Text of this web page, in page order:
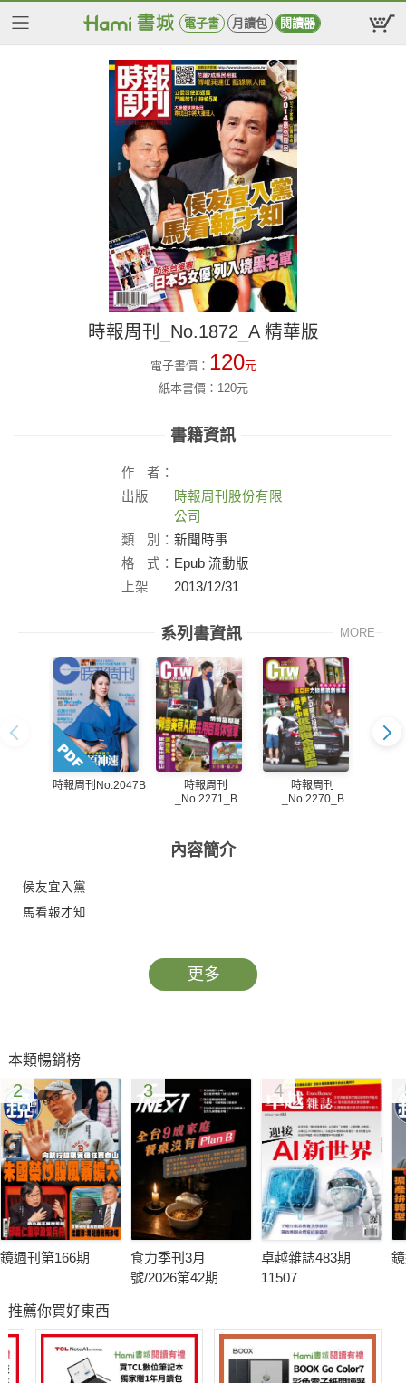
電子書 月讀包 閱讀器
時報周刊_No.1872_A 精華版
電子書價： 120元
紙本書價：120元
書籍資訊
作
者：
出版
時報周刊股份有限
公司
類
別： 新聞時事
格
式： Epub 流動版
上架
2013/12/31
系列書資訊 MORE
時報周刊No.2047B
時報周刊
_No.2271_B
時報周刊
_No.2270_B
內容簡介
侯友宜入黨
馬看報才知
更多
本類暢銷榜
2
鏡週刊第166期
3
食力季刊3月
號/2026第42期
4
卓越雜誌483期
11507
推薦你買好東西